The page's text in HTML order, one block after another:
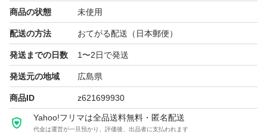
商品の状態 未使用
配送の方法 おてがる配送（日本郵便）
発送までの日数 1〜2日で発送
発送元の地域 広島県
商品ID z621699930
Yahoo!フリマは全品送料無料・匿名配送
代金は運営が一旦預かり、評価後、出品者に支払われます